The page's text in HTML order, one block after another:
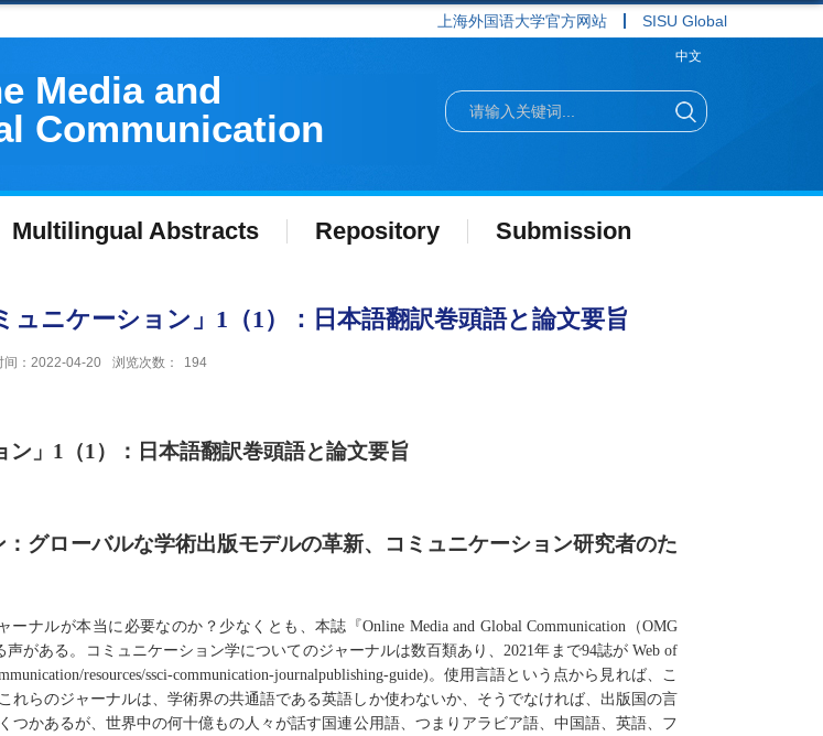
上海外国语大学官方网站 SISU Global
Media and
Communication
中文
Multilingual Abstracts Repository Submission
ニケーション」1（1）：日本語翻訳巻頭語と論文要旨
间：2022-04-20 浏览次数： 194
」 1 （1 ）：日本語翻訳巻頭語と論文要旨
グローバルな学術出版モデルの革新、コミュニケーション研究者のた
ーナルが本当に必要なのか？少なくとも、本誌 『Online Media and Global Communication （OMG
声がある。コミュニケーション学についてのジャーナルは数百類あり、2021年まで94誌が Web of
resources/ssci-communication-journalpublishing-guide)。使用言語という点から見れば、こ
れらのジャーナルは、学術界の共通語である英語しか使わないか、そうでなければ、出版国の言
つかあるが、世界中の何十億もの人々が話す国連公用語、つまりアラビア語、中国語、英語、フ